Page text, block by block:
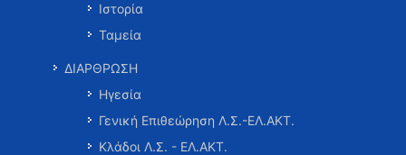
Ιστορία
Ταμεία
ΔΙΑΡΘΡΩΣΗ
Ηγεσία
Γενική Επιθεώρηση Λ.Σ.-ΕΛ.ΑΚΤ.
Κλάδοι Λ.Σ. - ΕΛ.ΑΚΤ.